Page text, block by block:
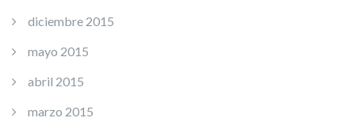
diciembre 2015
mayo 2015
abril 2015
marzo 2015